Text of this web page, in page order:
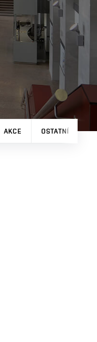
AKCE OSTATNÍ